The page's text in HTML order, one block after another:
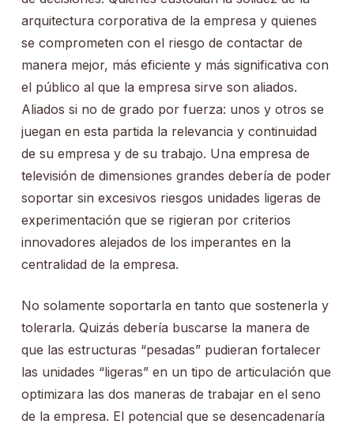
arquitectura corporativa de la empresa y quienes
se comprometen con el riesgo de contactar de
manera mejor, más eficiente y más significativa con
el público al que la empresa sirve son aliados.
Aliados si no de grado por fuerza: unos y otros se
juegan en esta partida la relevancia y continuidad
de su empresa y de su trabajo. Una empresa de
televisión de dimensiones grandes debería de poder
soportar sin excesivos riesgos unidades ligeras de
experimentación que se rigieran por criterios
innovadores alejados de los imperantes en la
centralidad de la empresa.
No solamente soportarla en tanto que sostenerla y
tolerarla. Quizás debería buscarse la manera de
que las estructuras “pesadas” pudieran fortalecer
las unidades “ligeras” en un tipo de articulación que
optimizara las dos maneras de trabajar en el seno
de la empresa. El potencial que se desencadenaría